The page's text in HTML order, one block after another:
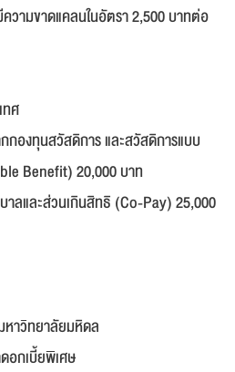
วามขาดแคลนในอัตรา 2,500 บาทต่อ
ศ
องทุนสวัสดิการ และสวัสดิการแบบ
Benefit) 20,000 บาท
ลและส่วนเกินสิทธิ (Co-Pay) 25,000
าวิทยาลัยมหิดล
อกเบี้ยพิเศษ